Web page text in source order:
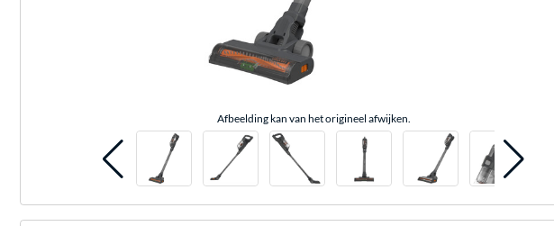
Afbeelding kan van het origineel afwijken.